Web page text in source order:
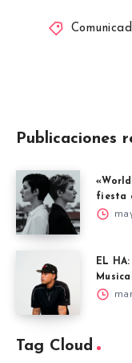
Publicaciones
fiesta
EL
Tag Cloud